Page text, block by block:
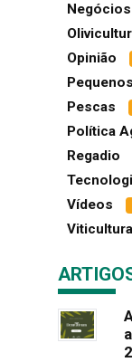
Negócios
Opinião
Pescas
Política
Regadio
Vídeos
Viticultura